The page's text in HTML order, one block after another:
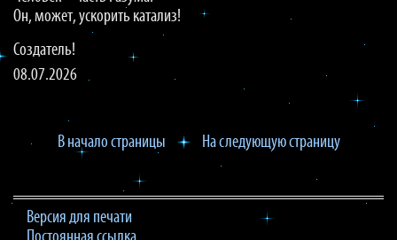
Он, может, ускорить катализ!
Создатель!
08.07.2026
В начало страницы На следующую страницу
Версия для печати